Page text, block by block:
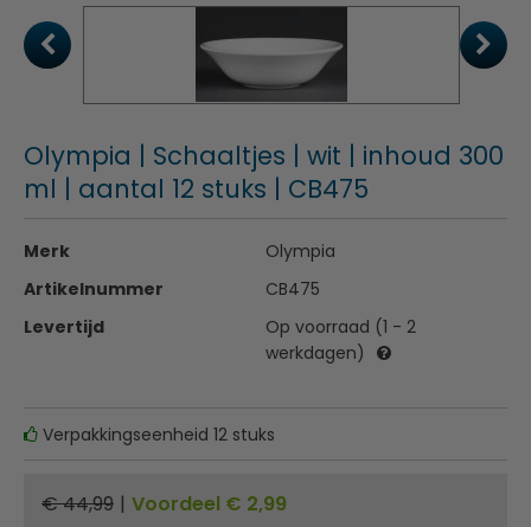
Olympia | Schaaltjes | wit | inhoud 300
ml | aantal 12 stuks | CB475
Merk
Olympia
Artikelnummer
CB475
Levertijd
Op voorraad (1 - 2
werkdagen)
Verpakkingseenheid 12 stuks
€ 44,99 | Voordeel € 2,99